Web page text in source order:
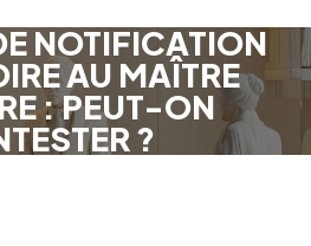
NOTIFICATION
AU MAÎTRE
: PEUT-ON
?